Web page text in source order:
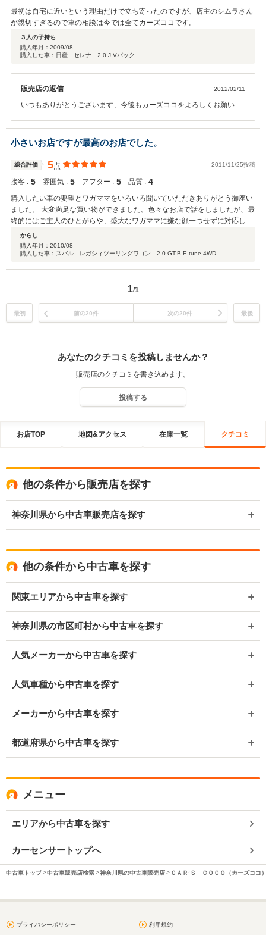
最初は自宅に近いという理由だけで立ち寄ったのですが、店主のシムラさん
が親切すぎるので車の相談は今では全てカーズココです。
３人の子持ち
購入年月： 2009/08
購入した車：日産 セレナ 2.0 J Vパック
販売店の返信 2012/02/11
いつもありがとうございます、今後もカーズココをよろしくお願い致
小さいお店ですが最高のお店でした。
総合評価 5点 2011/11/25投稿
接客 : 5 雰囲気 : 5 アフター : 5 品質 : 4
購入したい車の要望とワガママをいろいろ聞いていただきありがとう御座い
ました。 大変満足な買い物ができました。色々なお店で話をしましたが、最
終的にはご主人のひとがらや、盛大なワガママに嫌な顔一つせずに対応して
頂いた事がＣＡＲ’Ｓ ＣＯＣＯさんで購入した最大の理由です。今後も点検
などでお世話になりますが、これからもよろしくお願いいたします。
からし
購入年月： 2010/08
購入した車：スバル レガシィツーリングワゴン 2.0 GT-B E-tune 4WD
1/1
最初 前の20件 次の20件 最後
あなたのクチコミを投稿しませんか？
販売店のクチコミを書き込めます。
投稿する
お店TOP 地図&アクセス 在庫一覧 クチコミ
他の条件から販売店を探す
神奈川県から中古車販売店を探す
他の条件から中古車を探す
関東エリアから中古車を探す
神奈川県の市区町村から中古車を探す
人気メーカーから中古車を探す
人気車種から中古車を探す
メーカーから中古車を探す
都道府県から中古車を探す
メニュー
エリアから中古車を探す
カーセンサートップへ
中古車トップ 中古車販売店検索 神奈川県の中古車販売店 ＣＡＲ’Ｓ ＣＯＣＯ（カーズココ
プライバシーポリシー 利用規約